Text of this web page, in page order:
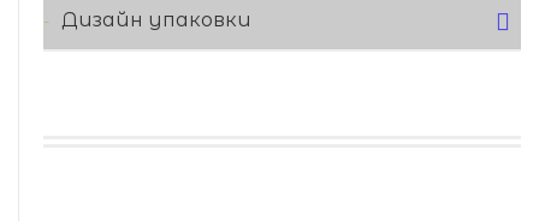
Дизайн упаковки